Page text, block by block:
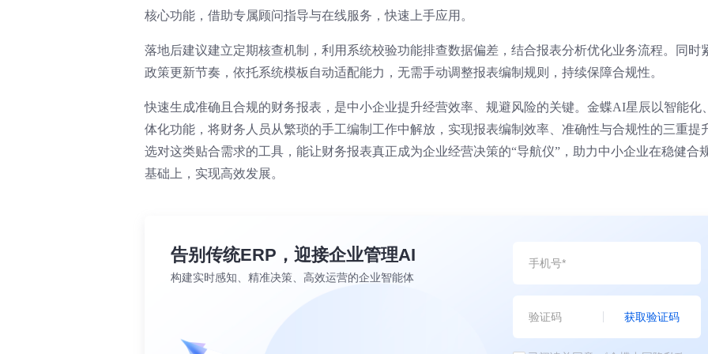
核心功能，借助专属顾问指导与在线服务，快速上手应用。
落地后建议建立定期核查机制，利用系统校验功能排查数据偏差，结合报表分析优化业务流程。同时
政策更新节奏，依托系统模板自动适配能力，无需手动调整报表编制规则，持续保障合规性。
快速生成准确且合规的财务报表，是中小企业提升经营效率、规避风险的关键。金蝶AI星辰以智能化
体化功能，将财务人员从繁琐的手工编制工作中解放，实现报表编制效率、准确性与合规性的三重提
选对这类贴合需求的工具，能让财务报表真正成为企业经营决策的“导航仪”，助力中小企业在稳健合
基础上，实现高效发展。
告别传统ERP，迎接企业管理AI
构建实时感知、精准决策、高效运营的企业智能体
获取验证码